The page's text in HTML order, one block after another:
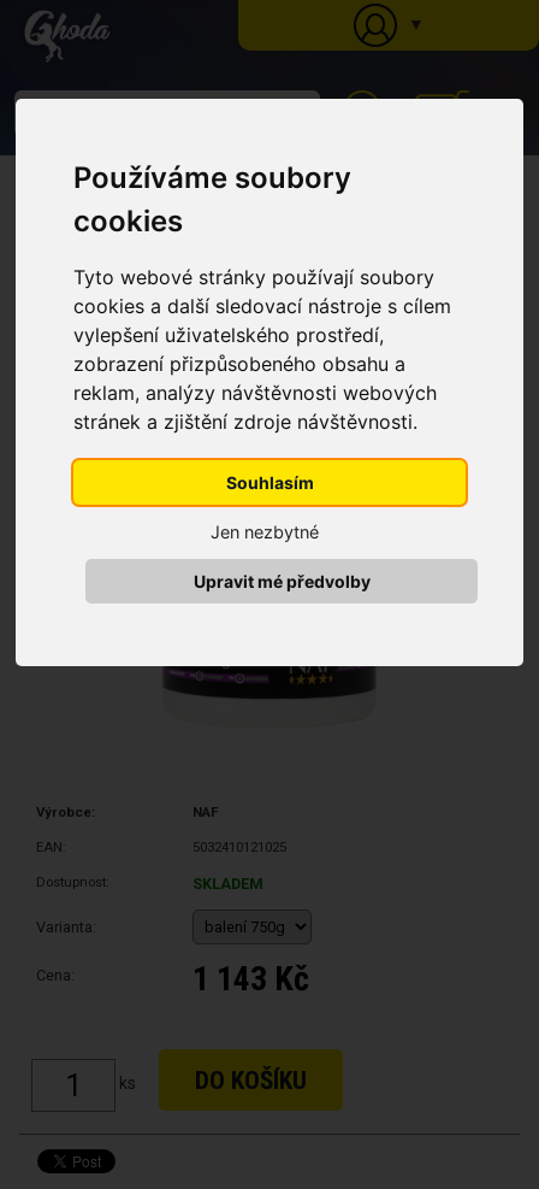
Používáme soubory
cookies
Tyto webové stránky používají soubory
cookies a další sledovací nástroje s cílem
vylepšení uživatelského prostředí,
zobrazení přizpůsobeného obsahu a
reklam, analýzy návštěvnosti webových
stránek a zjištění zdroje návštěvnosti.
Souhlasím
Jen nezbytné
Upravit mé předvolby
▼
»Katalog »Péče o koně»Ochrana proti hmyzu
mast na podrážděnou kůži s aloe, MSM, tea tree, balení 750g
Skin salve - lehká mast na
podrážděnou kůži s aloe, MSM,
tea tree, balení 750g
Výrobce: NAF
EAN: 5032410121025
Dostupnost: SKLADEM
Varianta:
Cena: 1 143 Kč
ks